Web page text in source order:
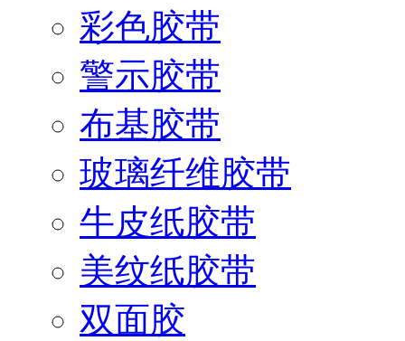
彩色胶带
警示胶带
布基胶带
玻璃纤维胶带
牛皮纸胶带
美纹纸胶带
双面胶